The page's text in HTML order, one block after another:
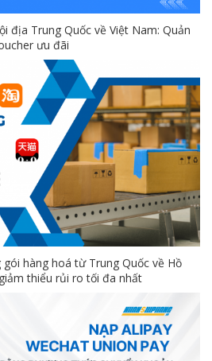
địa Trung Quốc về Việt Nam: Quản
ưu đãi
hàng hoá từ Trung Quốc về Hồ
thiểu rủi ro tối đa nhất